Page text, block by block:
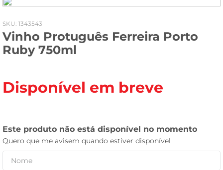
: 1343543
Vinho Protuguês Ferreira Porto
Ruby 750ml
Disponível em breve
fogao
café
cerveja
vinho
leite pó